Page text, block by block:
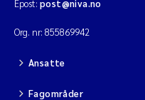
Epost: post@niva.no
Org. nr: 855869942
Ansatte
Fagområder